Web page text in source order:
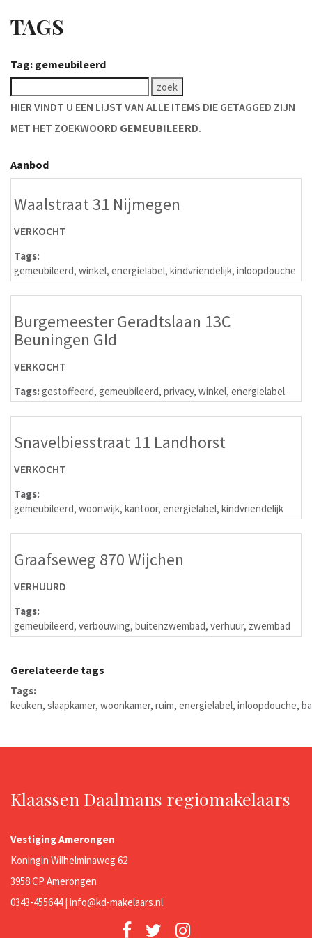
TAGS
Tag: gemeubileerd
HIER VINDT U EEN LIJST VAN ALLE ITEMS DIE GETAGGED ZIJN
MET HET ZOEKWOORD GEMEUBILEERD.
Aanbod
Waalstraat 31 Nijmegen
VERKOCHT
Tags:
gemeubileerd, winkel, energielabel, kindvriendelijk, inloopdouche
Burgemeester Geradtslaan 13C
Beuningen Gld
VERKOCHT
Tags:gestoffeerd, gemeubileerd, privacy, winkel, energielabel
Snavelbiesstraat 11 Landhorst
VERKOCHT
Tags:
gemeubileerd, woonwijk, kantoor, energielabel, kindvriendelijk
Graafseweg 870 Wijchen
VERHUURD
Tags:
gemeubileerd, verbouwing, buitenzwembad, verhuur, zwembad
Gerelateerde tags
Tags:
keuken, slaapkamer, woonkamer, ruim, energielabel, inloopdouche,
Klaassen Daalmans regiomakelaars
Vestiging Amerongen
Koningin Wilhelminaweg 62
3958 CP Amerongen
0343-455644 | info@kd-makelaars.nl